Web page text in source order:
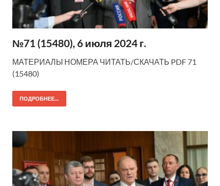
№71 (15480), 6 июля 2024 г.
МАТЕРИАЛЫ НОМЕРА ЧИТАТЬ/СКАЧАТЬ PDF 71
(15480)
ПОДРОБНЕЕ...